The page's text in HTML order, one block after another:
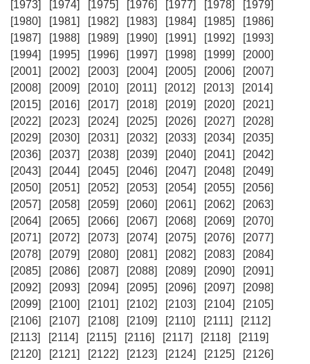
[1973] [1974] [1975] [1976] [1977] [1978]
[1979]
[1980]
[1981] [1982] [1983] [1984] [1985]
[1986]
[1987]
[1988] [1989] [1990] [1991] [1992]
[1993]
[1994]
[1995] [1996] [1997] [1998] [1999]
[2000]
[2001]
[2002] [2003] [2004] [2005] [2006]
[2007]
[2008]
[2009] [2010] [2011] [2012] [2013]
[2014]
[2015]
[2016] [2017] [2018] [2019] [2020]
[2021]
[2022]
[2023] [2024] [2025] [2026] [2027]
[2028]
[2029]
[2030] [2031] [2032] [2033] [2034]
[2035]
[2036]
[2037] [2038] [2039] [2040] [2041]
[2042]
[2043]
[2044] [2045] [2046] [2047] [2048]
[2049]
[2050]
[2051] [2052] [2053] [2054] [2055]
[2056]
[2057]
[2058] [2059] [2060] [2061] [2062]
[2063]
[2064]
[2065] [2066] [2067] [2068] [2069]
[2070]
[2071]
[2072] [2073] [2074] [2075] [2076]
[2077]
[2078]
[2079] [2080] [2081] [2082] [2083]
[2084]
[2085]
[2086] [2087] [2088] [2089] [2090]
[2091]
[2092]
[2093] [2094] [2095] [2096] [2097]
[2098]
[2099]
[2100] [2101] [2102] [2103] [2104]
[2105]
[2106]
[2107] [2108] [2109] [2110] [2111]
[2112]
[2113]
[2114] [2115] [2116] [2117] [2118]
[2119]
[2120]
[2121] [2122] [2123] [2124] [2125]
[2126]